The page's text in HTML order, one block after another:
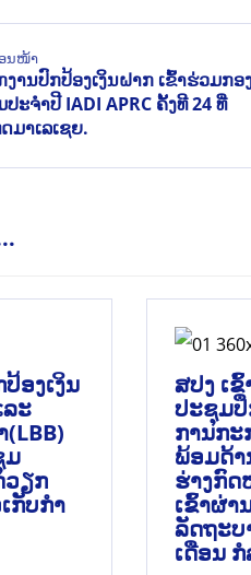
ນໜ້າ
ານປົກປ້ອງເງິນຝາກ ເຂົ້າຮ່ວມກອ
ະຈໍາປີ IADI APRC ຄັ້ງທີ 24 ທີ່
ມາເລເຊຍ.
ອງເງິນ
ະ
ມ
ວຽກ
ກັບກຳ
ສປງ ເ
ປະຊຸມ
ການກ
ພ້ອມດ້າ
ຮ່າງກົ
ເຂົ້າຜ່າ
ລັດຖະບ
ເດືອນ